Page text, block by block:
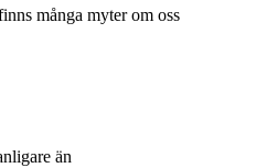
många myter om oss
än